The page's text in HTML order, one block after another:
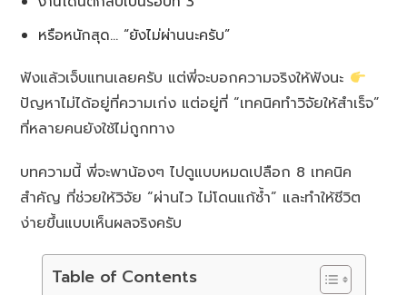
หรือหนักสุด… “ยังไม่ผ่านนะครับ”
ฟังแล้วเจ็บแทนเลยครับ แต่พี่จะบอกความจริงให้ฟังนะ
ปัญหาไม่ได้อยู่ที่ความเก่ง แต่อยู่ที่ “เทคนิคทำวิจัยให้สำเร็จ”
ที่หลายคนยังใช้ไม่ถูกทาง
บทความนี้ พี่จะพาน้องๆ ไปดูแบบหมดเปลือก 8 เทคนิค
สำคัญ ที่ช่วยให้วิจัย “ผ่านไว ไม่โดนแก้ซ้ำ” และทำให้ชีวิต
ง่ายขึ้นแบบเห็นผลจริงครับ
Table of Contents